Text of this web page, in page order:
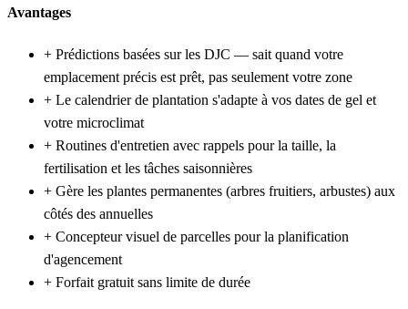
Avantages
+ Prédictions basées sur les DJC — sait quand votre
emplacement précis est prêt, pas seulement votre zone
+ Le calendrier de plantation s'adapte à vos dates de gel et
votre microclimat
+ Routines d'entretien avec rappels pour la taille, la
fertilisation et les tâches saisonnières
+ Gère les plantes permanentes (arbres fruitiers, arbustes) aux
côtés des annuelles
+ Concepteur visuel de parcelles pour la planification
d'agencement
+ Forfait gratuit sans limite de durée